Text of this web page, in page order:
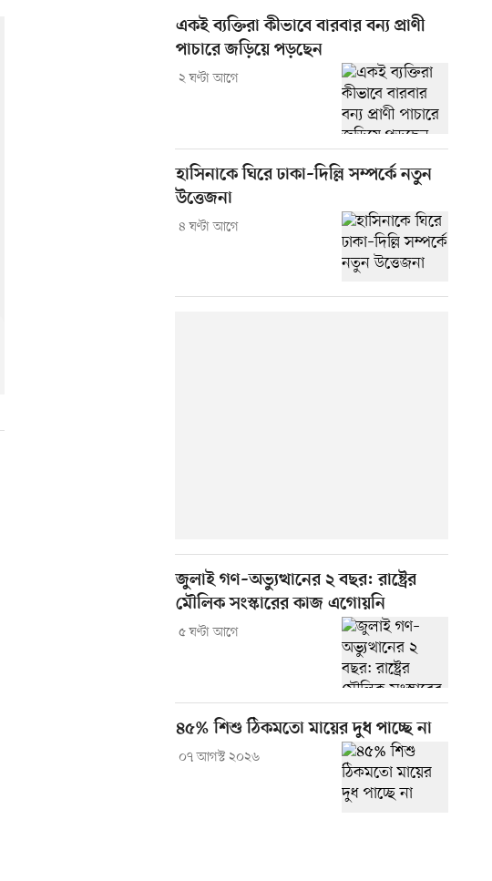
একই ব্যক্তিরা কীভাবে বারবার বন্য প্রাণী
পাচারে জড়িয়ে পড়ছেন
২ ঘণ্টা আগে
হাসিনাকে ঘিরে ঢাকা–দিল্লি সম্পর্কে নতুন
উত্তেজনা
৪ ঘণ্টা আগে
জুলাই গণ–অভ্যুত্থানের ২ বছর: রাষ্ট্রের
মৌলিক সংস্কারের কাজ এগোয়নি
৫ ঘণ্টা আগে
৪৫% শিশু ঠিকমতো মায়ের দুধ পাচ্ছে না
০৭ আগস্ট ২০২৬